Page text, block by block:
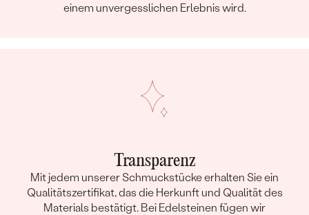
einem unvergesslichen Erlebnis wird.
Transparenz
Mit jedem unserer Schmuckstücke erhalten Sie ein
Qualitätszertifikat, das die Herkunft und Qualität des
Materials bestätigt. Bei Edelsteinen fügen wir